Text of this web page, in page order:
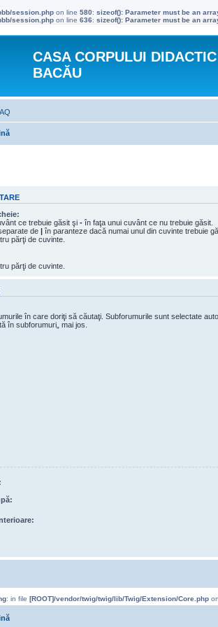
session.php on line 580: sizeof(): Parameter must be an
session.php on line 636: sizeof(): Parameter must be an
CASA CORPULUI
BACĂU
ce trebuie găsit şi - în faţa unui cuvânt ce nu trebuie găsit.
de | în paranteze dacă numai unul din cuvinte trebuie
părţi de cuvinte.
părţi de cuvinte.
în care doriţi să căutaţi. Subforumurile sunt selectate
în subforumuri„ mai jos.
: in file [ROOT]/vendor/twig/twig/lib/Twig/Extension/Core.php